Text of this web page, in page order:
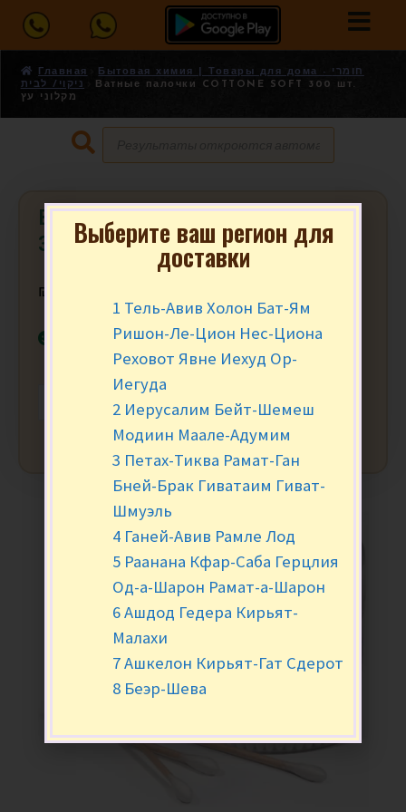
Главная
Бытовая химия | Товары для дома - חומרי
ניקוי/ לבית
Ватные палочки COTTONE SOFT 300 шт.
מקלוני עץ
Ватные палочки COTTONE SOFT
300 шт. מקלוני עץ
₪
В наличии
+ В КОРЗИНУ
Выберите ваш регион для
доставки
1 Тель-Авив Холон Бат-Ям
Ришон-Ле-Цион Нес-Циона
Реховот Явне Иехуд Ор-
Иегуда
2 Иерусалим Бейт-Шемеш
Модиин Маале-Адумим
3 Петах-Тиква Рамат-Ган
Бней-Брак Гиватаим Гиват-
Шмуэль
4 Ганей-Авив Рамле Лод
5 Раанана Кфар-Саба Герцлия
Од-а-Шарон Рамат-а-Шарон
6 Ашдод Гедера Кирьят-
Малахи
7 Ашкелон Кирьят-Гат Сдерот
8 Беэр-Шева